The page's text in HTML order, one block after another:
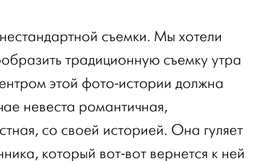
съемки. Мы хотели
традиционную съемку утра
этой фото-истории должна
невеста романтичная,
со своей историей. Она гуляет
который вот-вот вернется к ней